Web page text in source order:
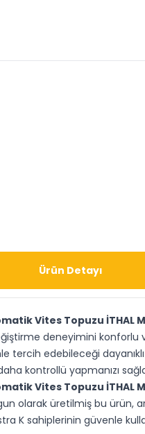
Ürün Detayı
Vites Topuzu İTHAL
deneyimini
tercih edebileceği
kontrollü yapmanızı
Vites Topuzu İTHAL
olarak üretilmiş bu ürün,
K sahiplerinin güvenle